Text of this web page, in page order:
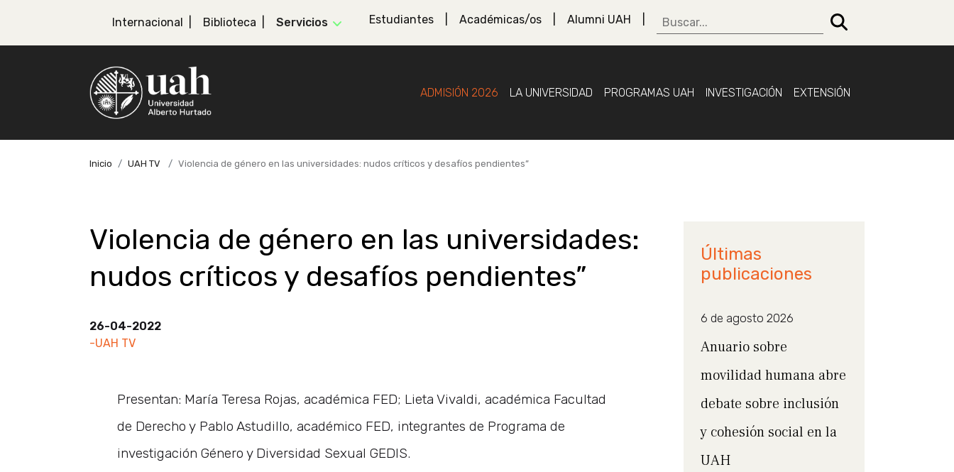
Internacional Biblioteca Servicios Estudiantes Académicas/os Alumni UAH
ADMISIÓN 2026 LA UNIVERSIDAD PROGRAMAS UAH INVESTIGACIÓN EXTENSIÓN
Inicio UAH TV Violencia de género en las universidades: nudos críticos y desafíos pendientes”
Violencia de género en las universidades:
nudos críticos y desafíos pendientes”
26-04-2022
-UAH TV
Presentan: María Teresa Rojas, académica FED; Lieta Vivaldi, académica Facultad
de Derecho y Pablo Astudillo, académico FED, integrantes de Programa de
investigación Género y Diversidad Sexual GEDIS.
Últimas
publicaciones
6 de agosto 2026
Anuario sobre
movilidad humana abre
debate sobre inclusión
y cohesión social en la
UAH